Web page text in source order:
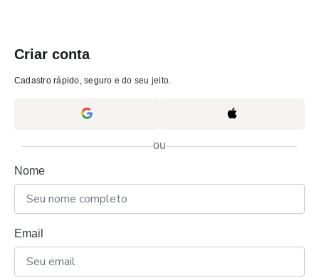
Criar conta
Cadastro rápido, seguro e do seu jeito.
ou
Nome
Email